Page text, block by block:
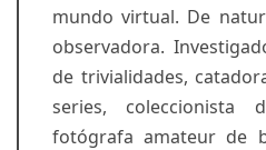
mundo virtual. De
observadora.
de trivialidades,
series, coleccionista
fotógrafa amateur de